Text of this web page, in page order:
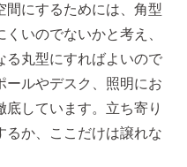
間にするためには、角型
いのでないかと考え、
る丸型にすればよいので
ールやデスク、照明にお
しています。立ち寄り
るか、ここだけは譲れな